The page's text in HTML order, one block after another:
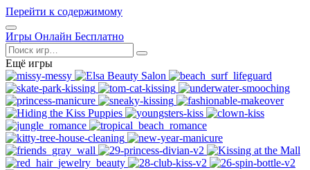
Перейти к содержимому
Открыть
меню
Игры Онлайн Бесплатно
Поиск
Ещё игры